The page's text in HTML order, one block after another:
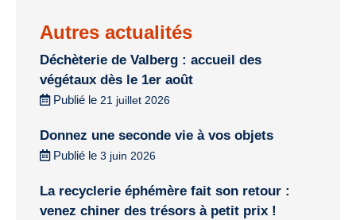
Autres actualités
Déchèterie de Valberg : accueil des
végétaux dès le 1er août
Publié le 21 juillet 2026
Donnez une seconde vie à vos objets
Publié le 3 juin 2026
La recyclerie éphémère fait son retour :
venez chiner des trésors à petit prix !